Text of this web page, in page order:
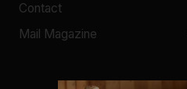
Contact
Mail Magazine